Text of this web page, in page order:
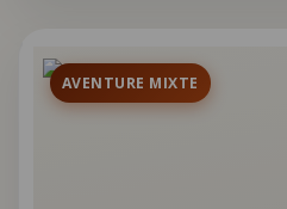
AVENTURE MIXTE